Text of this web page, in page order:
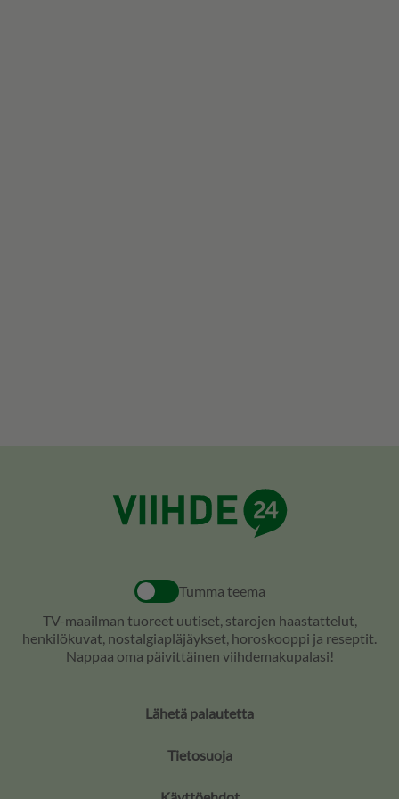
Tumma teema
TV-maailman tuoreet uutiset, starojen haastattelut,
henkilökuvat, nostalgiapläjäykset, horoskooppi ja reseptit.
Nappaa oma päivittäinen viihdemakupalasi!
Lähetä palautetta
Tietosuoja